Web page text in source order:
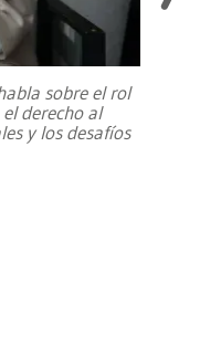
sobre el rol
derecho al
y los desafíos